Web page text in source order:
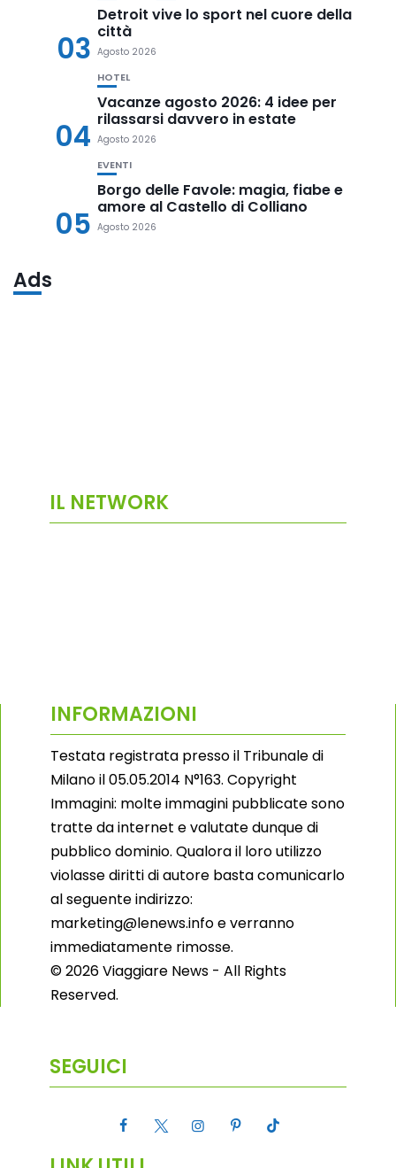
03
Detroit vive lo sport nel cuore della
città
Agosto 2026
04
HOTEL
Vacanze agosto 2026: 4 idee per
rilassarsi davvero in estate
Agosto 2026
05
EVENTI
Borgo delle Favole: magia, fiabe e
amore al Castello di Colliano
Agosto 2026
Ads
IL NETWORK
INFORMAZIONI
Testata registrata presso il Tribunale di
Milano il 05.05.2014 N°163. Copyright
Immagini: molte immagini pubblicate sono
tratte da internet e valutate dunque di
pubblico dominio. Qualora il loro utilizzo
violasse diritti di autore basta comunicarlo
al seguente indirizzo:
marketing@lenews.info e verranno
immediatamente rimosse.
© 2026 Viaggiare News - All Rights
Reserved.
SEGUICI